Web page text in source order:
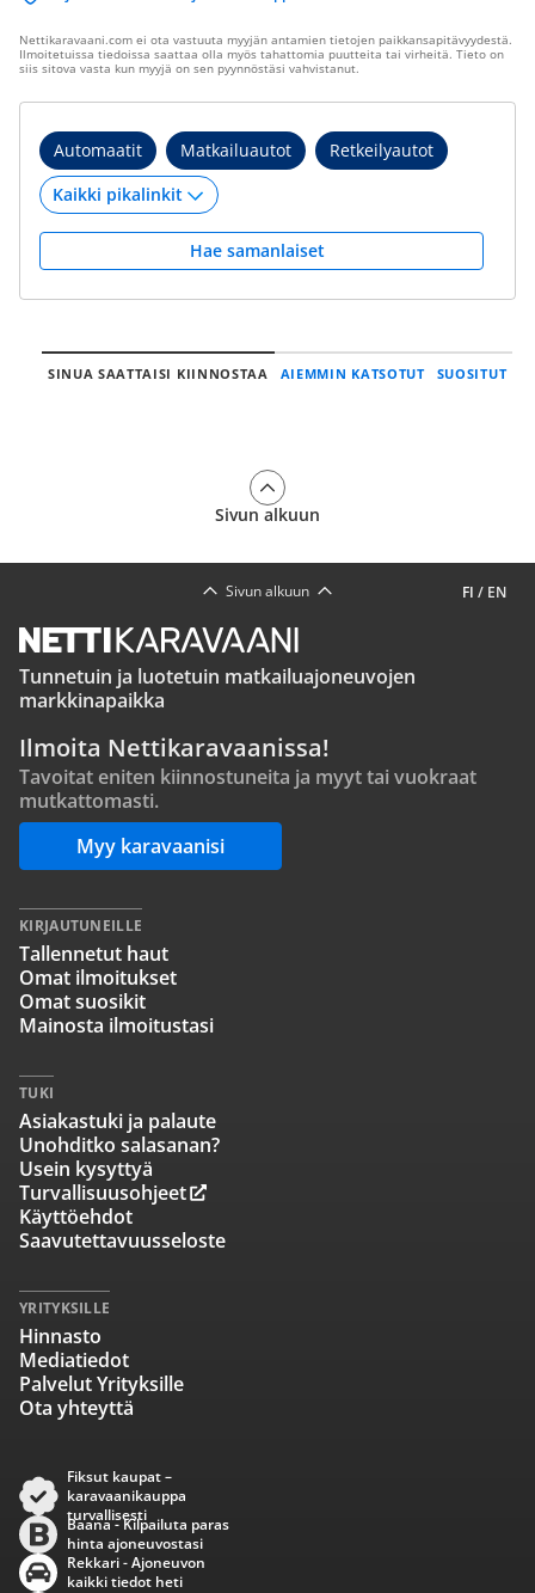
Nettikaravaani.com ei ota vastuuta myyjän antamien tietojen paikkansapitävyydestä.
Ilmoitetuissa tiedoissa saattaa olla myös tahattomia puutteita tai virheitä. Tieto on
siis sitova vasta kun myyjä on sen pyynnöstäsi vahvistanut.
Automaatit Matkailuautot Retkeilyautot
Hae samanlaiset
SINUA SAATTAISI KIINNOSTAA AIEMMIN KATSOTUT SUOSITUT
Sivun alkuun
FI / EN
Sivun alkuun
Tunnetuin ja luotetuin matkailuajoneuvojen
markkinapaikka
Ilmoita Nettikaravaanissa!
Tavoitat eniten kiinnostuneita ja myyt tai vuokraat
mutkattomasti.
Myy karavaanisi
KIRJAUTUNEILLE
Tallennetut haut
Omat ilmoitukset
Omat suosikit
Mainosta ilmoitustasi
TUKI
Asiakastuki ja palaute
Unohditko salasanan?
Usein kysyttyä
Turvallisuusohjeet
Käyttöehdot
Saavutettavuusseloste
YRITYKSILLE
Hinnasto
Mediatiedot
Palvelut Yrityksille
Ota yhteyttä
Fiksut kaupat –
karavaanikauppa
turvallisesti
Baana - Kilpailuta paras
hinta ajoneuvostasi
Rekkari - Ajoneuvon
kaikki tiedot heti